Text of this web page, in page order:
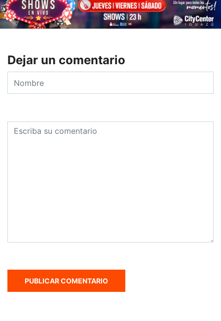
Dejar un comentario